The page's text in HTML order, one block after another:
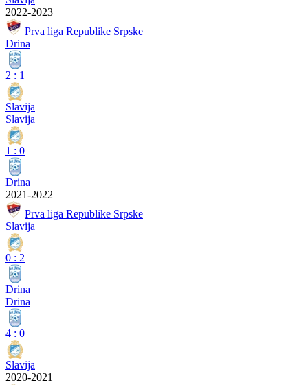
2022-2023
Prva liga Republike Srpske
Drina
2 : 1
Slavija
Slavija
1 : 0
Drina
2021-2022
Prva liga Republike Srpske
Slavija
0 : 2
Drina
Drina
4 : 0
Slavija
2020-2021